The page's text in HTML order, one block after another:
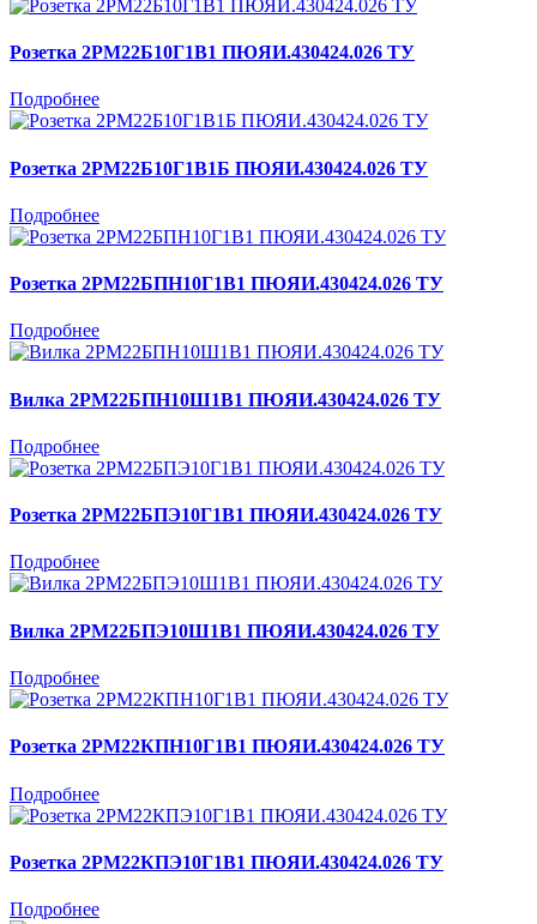
Розетка 2РМ22Б10Г1В1 ПЮЯИ.430424.026 ТУ
Подробнее
Розетка 2РМ22Б10Г1В1Б ПЮЯИ.430424.026 ТУ
Подробнее
Розетка 2РМ22БПН10Г1В1 ПЮЯИ.430424.026 ТУ
Подробнее
Вилка 2РМ22БПН10Ш1В1 ПЮЯИ.430424.026 ТУ
Подробнее
Розетка 2РМ22БПЭ10Г1В1 ПЮЯИ.430424.026 ТУ
Подробнее
Вилка 2РМ22БПЭ10Ш1В1 ПЮЯИ.430424.026 ТУ
Подробнее
Розетка 2РМ22КПН10Г1В1 ПЮЯИ.430424.026 ТУ
Подробнее
Розетка 2РМ22КПЭ10Г1В1 ПЮЯИ.430424.026 ТУ
Подробнее